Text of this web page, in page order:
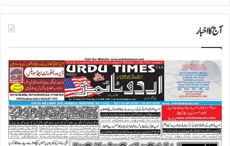
آج کا اخبار